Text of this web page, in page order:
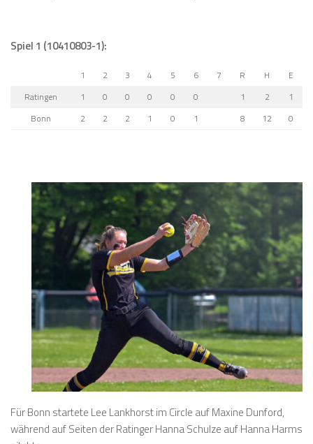
Spiel 1 (10410803-1):
1 2 3 4 5 6 7 R H
E
Ratingen
1 0 0 0 0 0 1 2
1
Bonn
2 2 2 1 0 1 8 12 0
Für Bonn startete Lee Lankhorst im Circle auf Maxine Dunford,
während auf Seiten der Ratinger Hanna Schulze auf Hanna Harms